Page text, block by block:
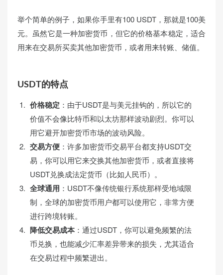
举个简单的例子，如果你手里有100 USDT，那就是100美
元。虽然它是一种加密货币，但它的价格基本稳定，适合
用来在交易所买卖其他加密货币，或者用来转账、储值。
USDT的特点
价格稳定 ：由于USDT是与美元挂钩的，所以它的
价值不会像比特币和以太坊那样波动剧烈。你可以
用它避开加密货币市场的波动风险。
交易方便 ：许多加密货币交易平台都支持USDT交
易，你可以用它来交换其他加密货币，或者直接将
USDT兑换成法定货币（比如人民币）。
全球通用 ：USDT不像传统银行系统那样受地域限
制，全球的加密货币用户都可以使用它，非常方便
进行跨境转账。
降低交易成本：通过USDT，你可以避免频繁的法
币兑换，也能减少汇率差异带来的损失，尤其适合
在交易过程中频繁进出。